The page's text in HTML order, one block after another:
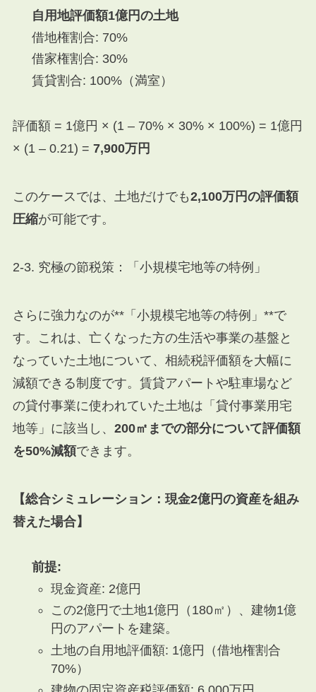
自用地評価額1億円の土地
借地権割合: 70%
借家権割合: 30%
賃貸割合: 100%（満室）
評価額 = 1億円 × (1 – 70% × 30% × 100%) = 1億円
× (1 – 0.21) = 7,900万円
このケースでは、土地だけでも2,100万円の評価額
圧縮が可能です。
2-3. 究極の節税策：「小規模宅地等の特例」
さらに強力なのが**「小規模宅地等の特例」**で
す。これは、亡くなった方の生活や事業の基盤と
なっていた土地について、相続税評価額を大幅に
減額できる制度です。賃貸アパートや駐車場など
の貸付事業に使われていた土地は「貸付事業用宅
地等」に該当し、 200㎡までの部分について評価額
を50%減額できます。
【総合シミュレーション：現金2億円の資産を組み
替えた場合】
前提:
現金資産: 2億円
この2億円で土地1億円（180㎡）、建物1億
円のアパートを建築。
土地の自用地評価額: 1億円（借地権割合
70%）